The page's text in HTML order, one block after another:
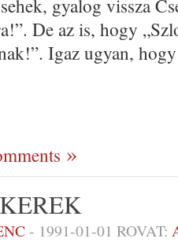
gyalog vissza
De az is, hogy
Igaz ugyan,
- 1991-01-01 ROVAT: